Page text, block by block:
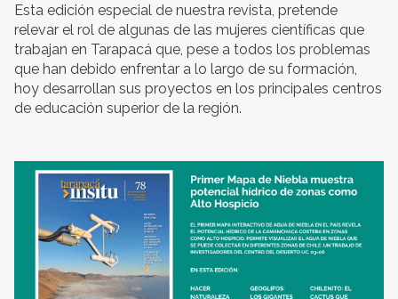
Esta edición especial de nuestra revista, pretende
relevar el rol de algunas de las mujeres científicas que
trabajan en Tarapacá que, pese a todos los problemas
que han debido enfrentar a lo largo de su formación,
hoy desarrollan sus proyectos en los principales centros
de educación superior de la región.